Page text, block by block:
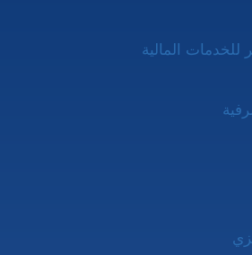
المالية